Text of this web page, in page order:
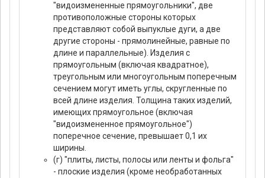
"видоизмененные прямоугольники", две
противоположные стороны которых
представляют собой выпуклые дуги, а две
другие стороны - прямолинейные, равные по
длине и параллельные). Изделия с
прямоугольным (включая квадратное),
треугольным или многоугольным поперечным
сечением могут иметь углы, скругленные по
всей длине изделия. Толщина таких изделий,
имеющих прямоугольное (включая
"видоизмененное прямоугольное")
поперечное сечение, превышает 0,1 их
ширины.
(г) "плиты, листы, полосы или ленты и фольга"
- плоские изделия (кроме необработанных